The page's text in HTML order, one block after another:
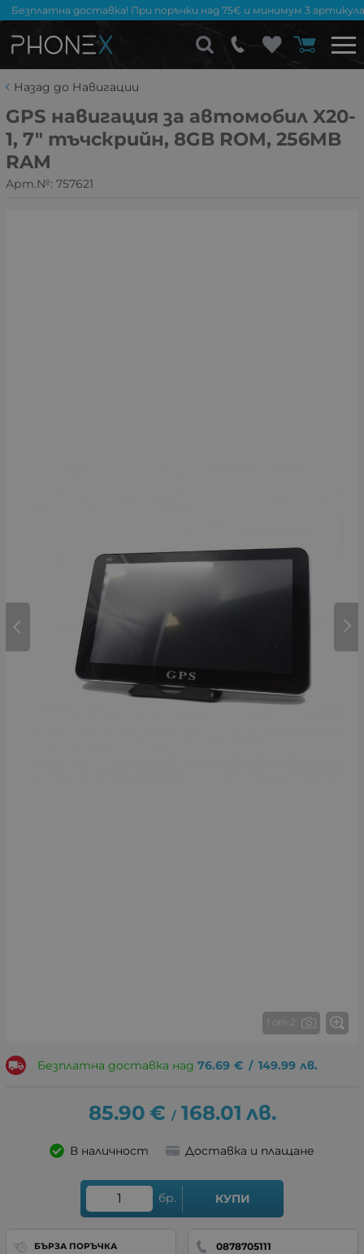
Безплатна доставка! При поръчки над 75€ и минимум 3
Назад до Навигации
GPS навигация за автомобил X20-
1, 7″ тъчскрийн, 8GB ROM, 256MB
RAM
Арт.№: 757621
1 от 2
Безплатна доставка над 76.69 € / 149.99 лв.
85.90 € / 168.01 лв.
В наличност Доставка и плащане
бр. КУПИ
БЪРЗА ПОРЪЧКА 0878705111